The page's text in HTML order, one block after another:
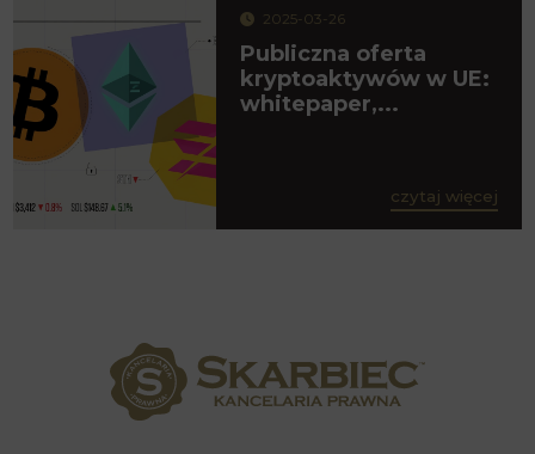
2025-03-26
Publiczna oferta
kryptoaktywów w UE:
whitepaper,...
czytaj więcej